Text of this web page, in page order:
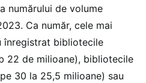
numărului de volume
Ca număr, cele mai
înregistrat bibliotecile
22 de milioane), bibliotecile
30 la 25,5 milioane) sau